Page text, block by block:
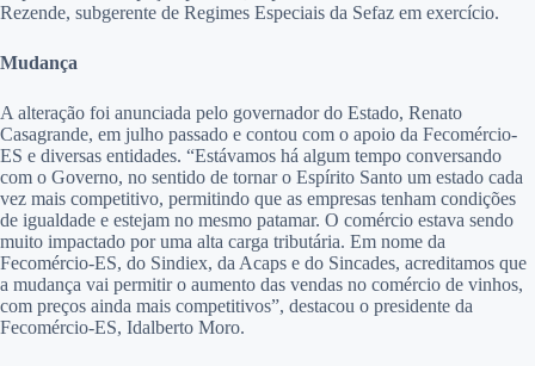
Rezende, subgerente de Regimes Especiais da Sefaz em exercício.
Mudança
A alteração foi anunciada pelo governador do Estado, Renato
Casagrande, em julho passado e contou com o apoio da Fecomércio-
ES e diversas entidades. “Estávamos há algum tempo conversando
com o Governo, no sentido de tornar o Espírito Santo um estado cada
vez mais competitivo, permitindo que as empresas tenham condições
de igualdade e estejam no mesmo patamar. O comércio estava sendo
muito impactado por uma alta carga tributária. Em nome da
Fecomércio-ES, do Sindiex, da Acaps e do Sincades, acreditamos que
a mudança vai permitir o aumento das vendas no comércio de vinhos,
com preços ainda mais competitivos”, destacou o presidente da
Fecomércio-ES, Idalberto Moro.